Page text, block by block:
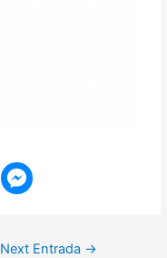
Next Entrada →